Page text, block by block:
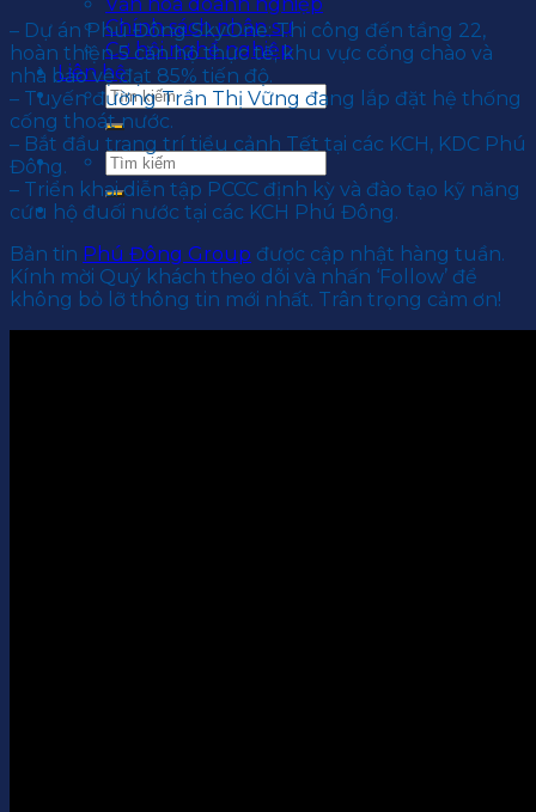
Chính sách nhân sự
Cơ hội nghề nghiệp
Liên hệ
– Dự án Phú Đông SkyOne: Thi công đến tầng 22,
hoàn thiện 5 căn hộ thực tế; khu vực cổng chào và
nhà bảo vệ đạt 85% tiến độ.
– Tuyến đường Trần Thị Vững đang lắp đặt hệ thống
cống thoát nước.
– Bắt đầu trang trí tiểu cảnh Tết tại các KCH, KDC Phú
Đông.
– Triển khai diễn tập PCCC định kỳ và đào tạo kỹ năng
cứu hộ đuối nước tại các KCH Phú Đông.
Bản tin Phú Đông Group được cập nhật hàng tuần.
Kính mời Quý khách theo dõi và nhấn ‘Follow’ để
không bỏ lỡ thông tin mới nhất. Trân trọng cảm ơn!